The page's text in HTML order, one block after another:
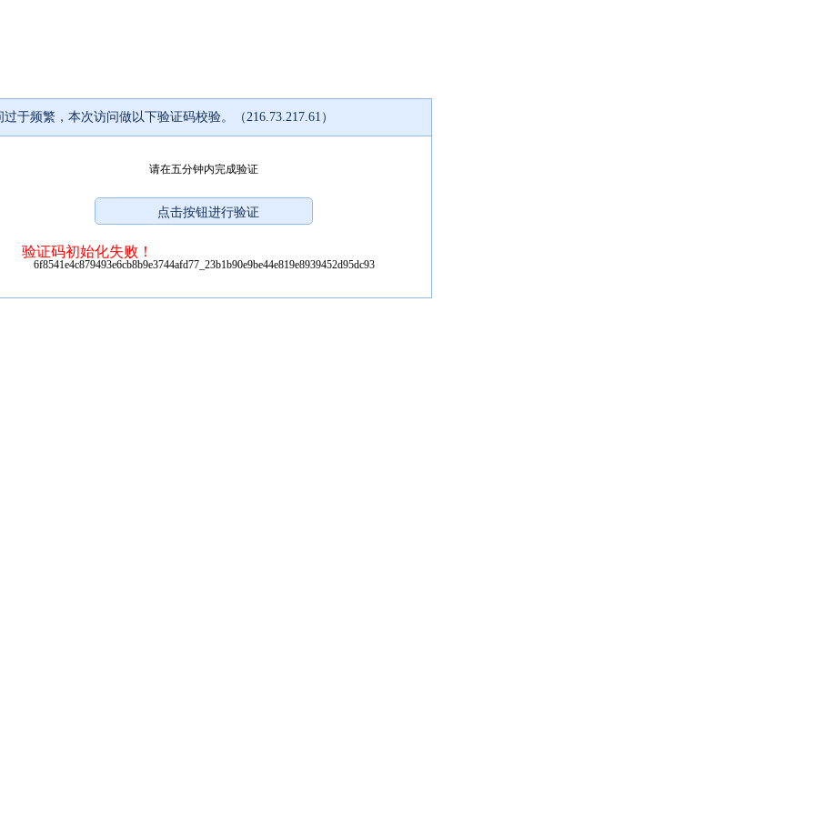
过于频繁，本次访问做以下验证码校验。（216.73.217.61）
请在五分钟内完成验证
验证码初始化失败！
6f8541e4c879493e6cb8b9e3744afd77_23b1b90e9be44e819e8939452d95dc93